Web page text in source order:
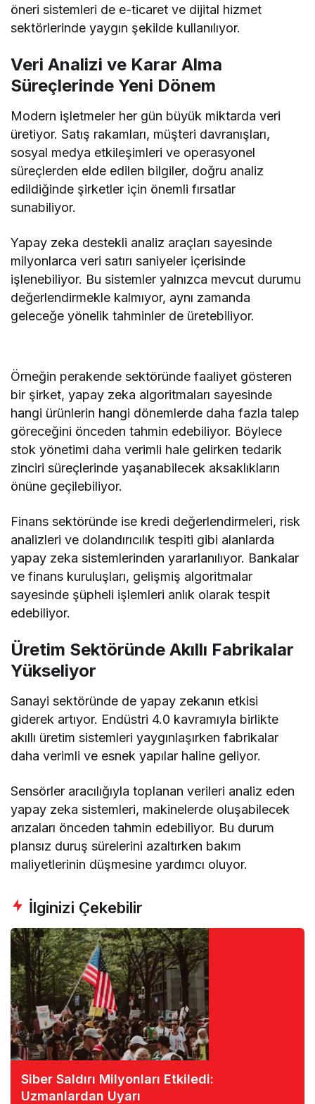
öneri sistemleri de e-ticaret ve dijital hizmet
sektörlerinde yaygın şekilde kullanılıyor.
Veri Analizi ve Karar Alma
Süreçlerinde Yeni Dönem
Modern işletmeler her gün büyük miktarda veri
üretiyor. Satış rakamları, müşteri davranışları,
sosyal medya etkileşimleri ve operasyonel
süreçlerden elde edilen bilgiler, doğru analiz
edildiğinde şirketler için önemli fırsatlar
sunabiliyor.
Yapay zeka destekli analiz araçları sayesinde
milyonlarca veri satırı saniyeler içerisinde
işlenebiliyor. Bu sistemler yalnızca mevcut durumu
değerlendirmekle kalmıyor, aynı zamanda
geleceğe yönelik tahminler de üretebiliyor.
Örneğin perakende sektöründe faaliyet gösteren
bir şirket, yapay zeka algoritmaları sayesinde
hangi ürünlerin hangi dönemlerde daha fazla talep
göreceğini önceden tahmin edebiliyor. Böylece
stok yönetimi daha verimli hale gelirken tedarik
zinciri süreçlerinde yaşanabilecek aksaklıkların
önüne geçilebiliyor.
Finans sektöründe ise kredi değerlendirmeleri, risk
analizleri ve dolandırıcılık tespiti gibi alanlarda
yapay zeka sistemlerinden yararlanılıyor. Bankalar
ve finans kuruluşları, gelişmiş algoritmalar
sayesinde şüpheli işlemleri anlık olarak tespit
edebiliyor.
Üretim Sektöründe Akıllı Fabrikalar
Yükseliyor
Sanayi sektöründe de yapay zekanın etkisi
giderek artıyor. Endüstri 4.0 kavramıyla birlikte
akıllı üretim sistemleri yaygınlaşırken fabrikalar
daha verimli ve esnek yapılar haline geliyor.
Sensörler aracılığıyla toplanan verileri analiz eden
yapay zeka sistemleri, makinelerde oluşabilecek
arızaları önceden tahmin edebiliyor. Bu durum
plansız duruş sürelerini azaltırken bakım
maliyetlerinin düşmesine yardımcı oluyor.
İlginizi Çekebilir
Siber Saldırı Milyonları Etkiledi:
Uzmanlardan Uyarı